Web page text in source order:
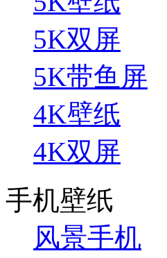
5K双屏
5K带鱼屏
4K壁纸
4K双屏
手机壁纸
风景手机